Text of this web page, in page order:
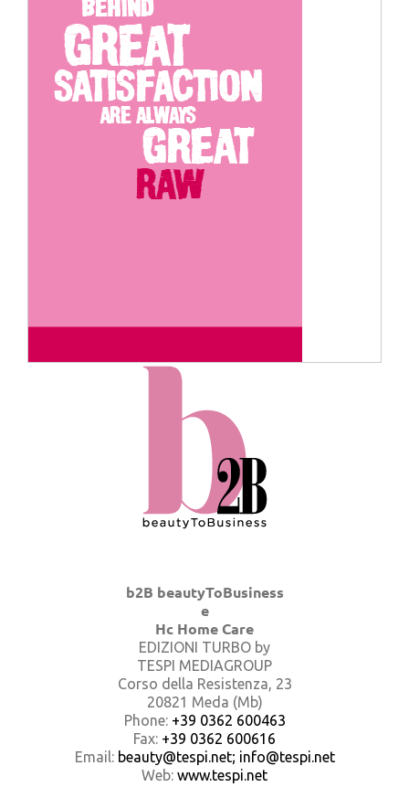
b2B beautyToBusiness
e
Hc Home Care
EDIZIONI TURBO by
TESPI MEDIAGROUP
Corso della Resistenza, 23
20821 Meda (Mb)
Phone: +39 0362 600463
Fax: +39 0362 600616
Email: beauty@tespi.net; info@tespi.net
Web: www.tespi.net